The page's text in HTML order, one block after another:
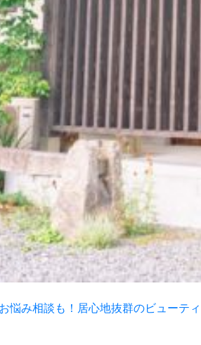
悩み相談も！居心地抜群のビューティ